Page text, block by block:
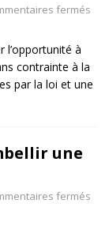
fermés
l’opportunité à
contrainte à la
par la loi et une
une
fermés